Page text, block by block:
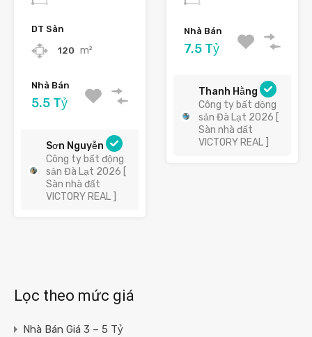
DT Sàn
120 m²
Nhà Bán
5.5 Tỷ
Sơn Nguyễn
Công ty bất động
sản Đà Lạt 2026 [
Sàn nhà đất
VICTORY REAL ]
Nhà Bán
7.5 Tỷ
Thanh Hằng
Công ty bất động
sản Đà Lạt 2026 [
Sàn nhà đất
VICTORY REAL ]
Lọc theo mức giá
Nhà Bán Giá 3 – 5 Tỷ